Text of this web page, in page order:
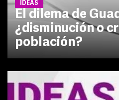
IDEAS
El dilema de
¿disminución o
población?